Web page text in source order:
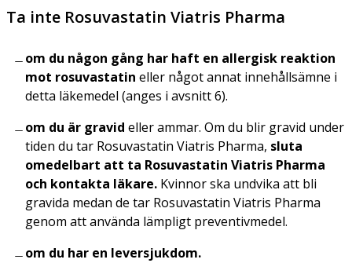
Ta inte Rosuvastatin Viatris Pharma
om du någon gång har haft en allergisk reaktion
mot rosuvastatin eller något annat innehållsämne i
detta läkemedel (anges i avsnitt 6).
om du är gravid eller ammar. Om du blir gravid under
tiden du tar Rosuvastatin Viatris Pharma, sluta
omedelbart att ta Rosuvastatin Viatris Pharma
och kontakta läkare. Kvinnor ska undvika att bli
gravida medan de tar Rosuvastatin Viatris Pharma
genom att använda lämpligt preventivmedel.
om du har en leversjukdom.